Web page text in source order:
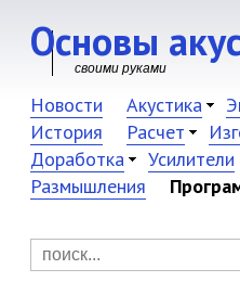
Основы
своими руками
Новости Акустика
История
Расчет
Доработка
Усилители
Размышления